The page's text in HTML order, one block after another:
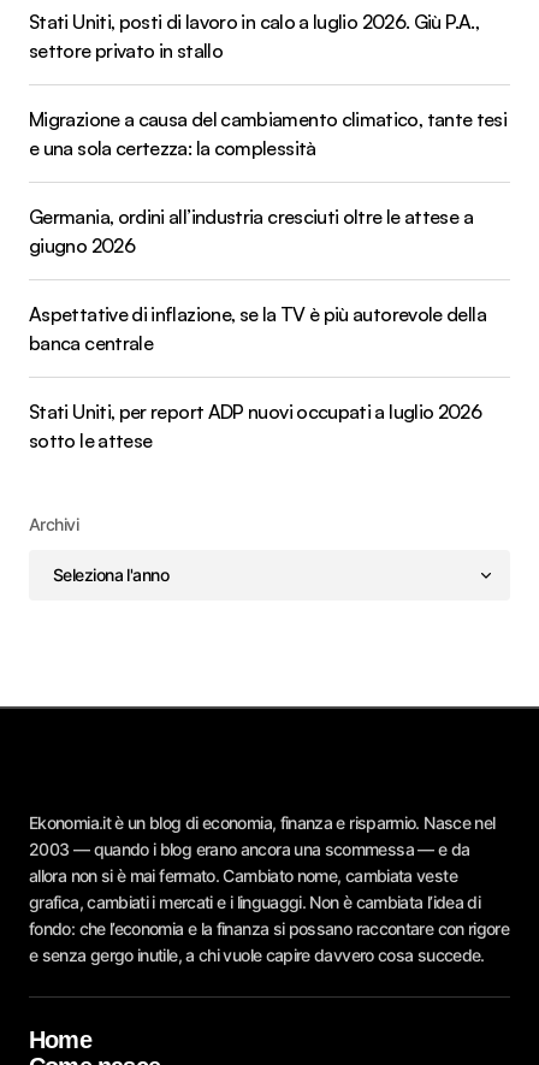
Stati Uniti, posti di lavoro in calo a luglio 2026. Giù P.A.,
settore privato in stallo
Migrazione a causa del cambiamento climatico, tante tesi
e una sola certezza: la complessità
Germania, ordini all’industria cresciuti oltre le attese a
giugno 2026
Aspettative di inflazione, se la TV è più autorevole della
banca centrale
Stati Uniti, per report ADP nuovi occupati a luglio 2026
sotto le attese
Archivi
Ekonomia.it è un blog di economia, finanza e risparmio. Nasce nel
2003 — quando i blog erano ancora una scommessa — e da
allora non si è mai fermato. Cambiato nome, cambiata veste
grafica, cambiati i mercati e i linguaggi. Non è cambiata l’idea di
fondo: che l’economia e la finanza si possano raccontare con rigore
e senza gergo inutile, a chi vuole capire davvero cosa succede.
Home